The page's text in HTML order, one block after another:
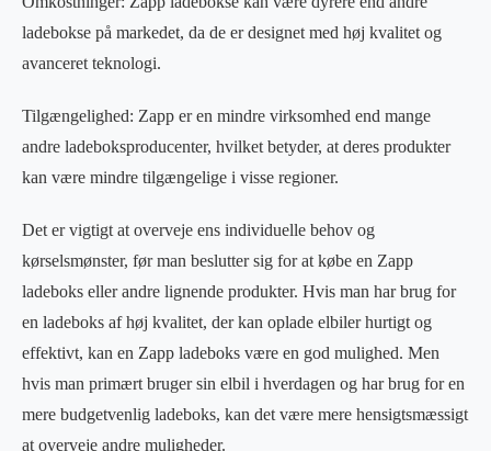
ladebokse på markedet, da de er designet med høj kvalitet og
avanceret teknologi.
Tilgængelighed: Zapp er en mindre virksomhed end mange
andre ladeboksproducenter, hvilket betyder, at deres produkter
kan være mindre tilgængelige i visse regioner.
Det er vigtigt at overveje ens individuelle behov og
kørselsmønster, før man beslutter sig for at købe en Zapp
ladeboks eller andre lignende produkter. Hvis man har brug for
en ladeboks af høj kvalitet, der kan oplade elbiler hurtigt og
effektivt, kan en Zapp ladeboks være en god mulighed. Men
hvis man primært bruger sin elbil i hverdagen og har brug for en
mere budgetvenlig ladeboks, kan det være mere hensigtsmæssigt
at overveje andre muligheder.